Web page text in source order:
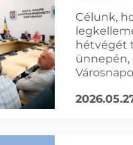
Célunk,
hétvégét
ünnepén,